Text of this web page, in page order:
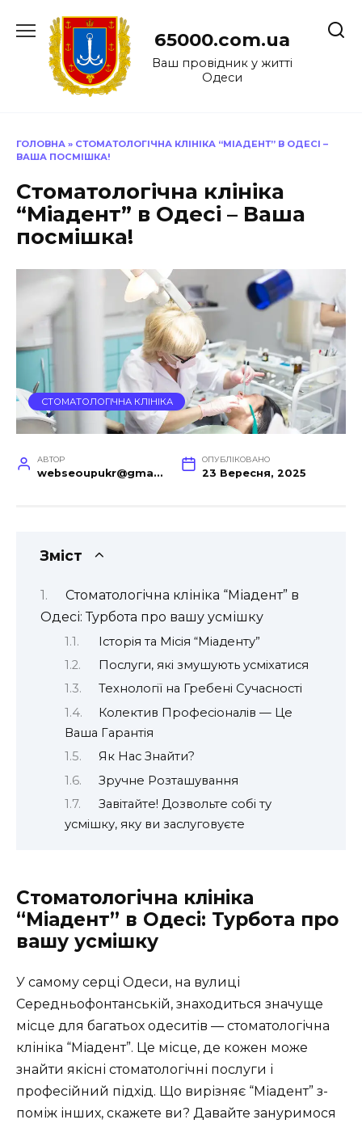
до
65000.com.ua
Ваш провідник у житті
Одеси
ГОЛОВНА » СТОМАТОЛОГІЧНА КЛІНІКА “МІАДЕНТ” В ОДЕСІ –
ВАША ПОСМІШКА!
Стоматологічна клініка
“Міадент” в Одесі – Ваша
посмішка!
СТОМАТОЛОГІЧНА КЛІНІКА
АВТОР
webseoupukr@gmail.com
ОПУБЛІКОВАНО
23 Вересня, 2025
Зміст
Стоматологічна клініка “Міадент” в
Одесі: Турбота про вашу усмішку
Історія та Місія “Міаденту”
Послуги, які змушують усміхатися
Технології на Гребені Сучасності
Колектив Професіоналів — Це
Ваша Гарантія
Як Нас Знайти?
Зручне Розташування
Завітайте! Дозвольте собі ту
усмішку, яку ви заслуговуєте
Стоматологічна клініка
“Міадент” в Одесі: Турбота про
вашу усмішку
У самому серці Одеси, на вулиці
Середньофонтанській, знаходиться значуще
місце для багатьох одеситів — стоматологічна
клініка “Міадент”. Це місце, де кожен може
знайти якісні стоматологічні послуги і
професійний підхід. Що вирізняє “Міадент” з-
поміж інших, скажете ви? Давайте зануримося